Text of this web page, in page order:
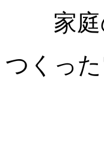
家
つくっ